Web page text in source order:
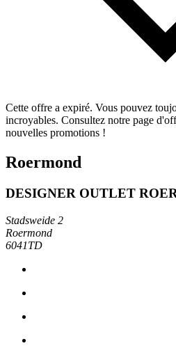
Cette offre a expiré. Vous pouvez
incroyables. Consultez notre page
nouvelles promotions !
Roermond
DESIGNER OUTLET
Stadsweide 2
Roermond
6041TD